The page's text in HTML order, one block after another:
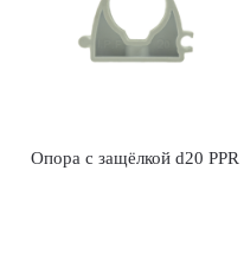
Опора с защёлкой d20 PPR